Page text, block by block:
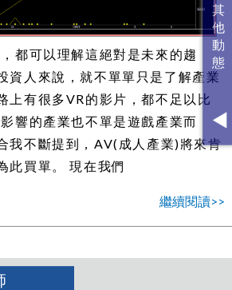
都可以理解這絕對是未來的趨
資人來說，就不單單只是了解產業
上有很多VR的影片，都不足以比
響的產業也不單是遊戲產業而
我不斷提到，AV(成人產業)將來肯
此買單。 現在我們
繼續閱讀>>